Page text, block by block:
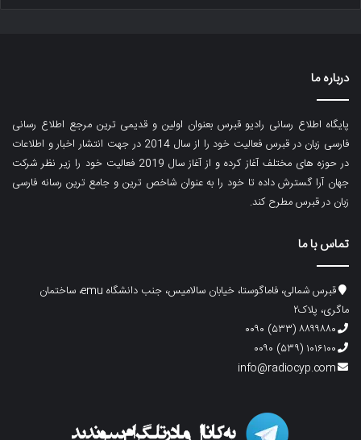
درباره ما
پایگاه اطلاع رسانی رادیو قبرس بعنوان اولین و قدیمی ترین مرجع اطلاع رسانی
فارسی زبان در قبرس فعالیت خود را از سال 2014 در جهت انتشار اخبار و اطلاعات
در حوزه های مختلف آغاز کرده و از آغاز سال 2019 فعالیت خود را زیر نظر شرکت
جهان آرا گسترش داده تا خود را به عنوان شاخص ترین و جامع ترین رسانه فارسی
زبان در قبرس مطرح کند.
تماس با ما
قبرس شمالی، فاماگوستا، خیابان سالامیس، جنب دانشگاه emu، ساختمان
ماگری، پلاک۲
۸۸۹۹۸۸۰ (۵۳۳) ۰۰۹۰
۱۰۱۶۱۰۰ (۵۳۹) ۰۰۹۰
info@radiocyp.com